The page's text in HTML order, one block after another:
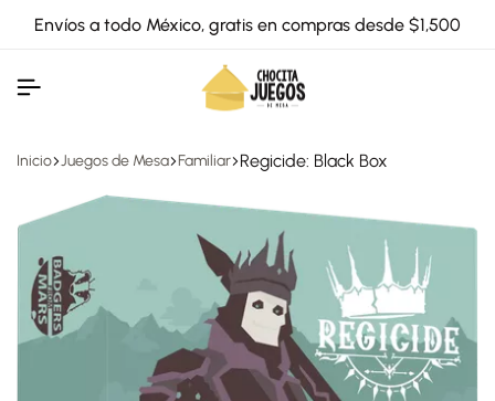
Envíos a todo México, gratis en compras desde $1,500
Inicio Juegos de Mesa Familiar Regicide: Black Box